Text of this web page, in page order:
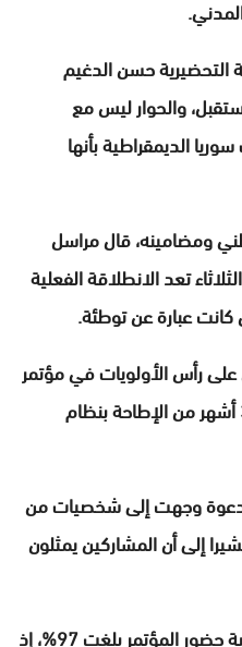
التحضيرية حسن الدغيم
والحوار ليس مع
الديمقراطية بأنها
ومضامينه، قال مراسل
تعد الانطلاقة الفعلية
كانت عبارة عن توطئة.
رأس الأولويات في مؤتمر
الحوار الوطني، الذي يعقد بعد 3 أشهر من الإطاحة بنظام
ت مصادر صخفية أن 600 دعوة وجهت إلى شخصيات من
إلى أن المشاركين يمثلون
ونقل عن اللجنة التحضيرية أن نسبة حضور المؤتمر بلغت 97%، إذ